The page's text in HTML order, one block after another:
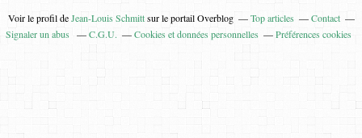
Voir le profil deJean-Louis Schmittsur le portail Overblog Top articles
Contact
Signaler un abus
C.G.U. Cookies et données personnelles Préférences cookies